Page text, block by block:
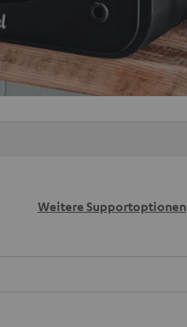
Weitere Supportoptionen